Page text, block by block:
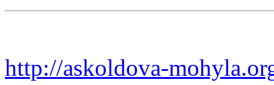
http://askoldova-